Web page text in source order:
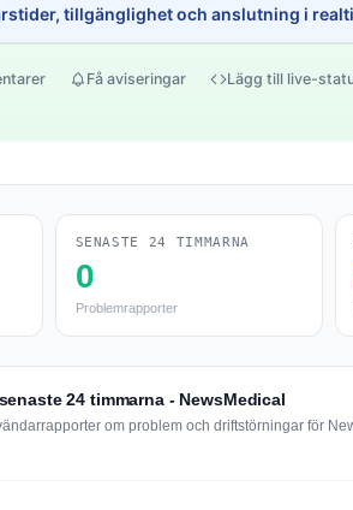
tillgänglighet och anslutning i
Få aviseringar Lägg till live-
SENASTE 24 TIMMARNA
0
Problemrapporter
24 timmarna - NewsMedical
om problem och driftstörningar för